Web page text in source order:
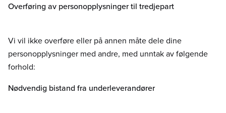
Overføring av personopplysninger til tredjepart
Vi vil ikke overføre eller på annen måte dele dine
personopplysninger med andre, med unntak av følgende
forhold:
Nødvendig bistand fra underleverandører